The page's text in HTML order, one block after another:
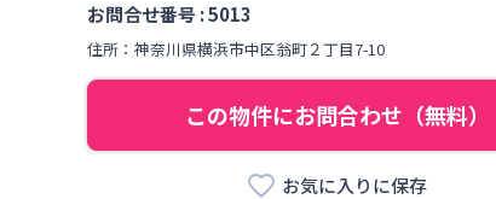
お問合せ番号 :5013
住所： 神奈川県横浜市中区翁町２丁目7-10
この物件にお問合わせ（無料）
お気に入りに保存